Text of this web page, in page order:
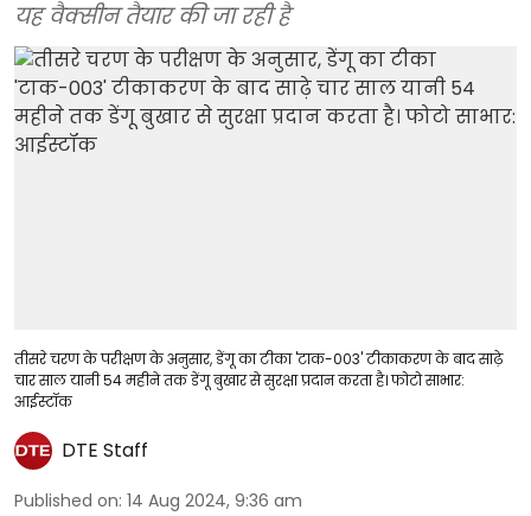
यह वैक्सीन तैयार की जा रही है
तीसरे चरण के परीक्षण के अनुसार, डेंगू का टीका 'टाक-003' टीकाकरण के बाद साढ़े
चार साल यानी 54 महीने तक डेंगू बुखार से सुरक्षा प्रदान करता है। फोटो साभार:
आईस्टॉक
DTE Staff
Published on: 14 Aug 2024, 9:36 am